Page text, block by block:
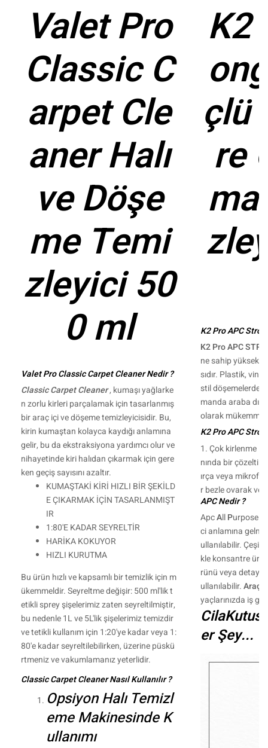
Valet Pro
Classic C
arpet Cle
aner Halı
ve Döşe
me Temi
zleyici 50
0 ml
Valet Pro Classic Carpet Cleaner Nedir ?
Classic Carpet Cleaner, kumaşı yağlarke
n zorlu kirleri parçalamak için tasarlanmış
bir araç içi ve döşeme temizleyicisidir. Bu,
kirin kumaştan kolayca kaydığı anlamına
gelir, bu da ekstraksiyona yardımcı olur ve
nihayetinde kiri halıdan çıkarmak için gere
ken geçiş sayısını azaltır.
KUMAŞTAKİ KİRİ HIZLI BİR ŞEKİLD
E ÇIKARMAK İÇİN TASARLANMIŞT
IR
1:80'E KADAR SEYRELTİR
HARİKA KOKUYOR
HIZLI KURUTMA
Bu ürün hızlı ve kapsamlı bir temizlik için m
ükemmeldir. Seyreltme değişir: 500 ml'lik t
etikli sprey şişelerimiz zaten seyreltilmiştir,
bu nedenle 1L ve 5L'lik şişelerimiz temizdir
ve tetikli kullanım için 1:20'ye kadar veya 1:
80'e kadar seyreltilebilirken, üzerine püskü
rtmeniz ve vakumlamanız yeterlidir.
Classic Carpet Cleaner Nasıl Kullanılır ?
Opsiyon Halı Temizl
eme Makinesinde K
ullanımı
K2
çlü
re
K2 Pro APC
K2 Pro APC
ne sahip yüksek
sıdır. Plastik,
stil döşemelerdeki
manda araba dış
olarak
K2 Pro APC
1. Çok kirlenme
nında bir çözelti
ırça veya
r bezle ovarak
APC Nedir ?
ApcAllPurpose
ci anlamına
ullanılabilir.
kle konsantre
rünü veya detay
ullanılabilir.Araç
yaçlarınızda iş
er Şey...